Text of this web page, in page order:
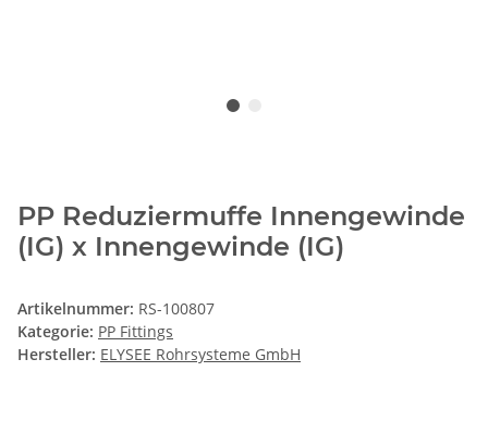
PP Reduziermuffe Innengewinde
(IG) x Innengewinde (IG)
Artikelnummer: RS-100807
Kategorie: PP Fittings
Hersteller: ELYSEE Rohrsysteme GmbH